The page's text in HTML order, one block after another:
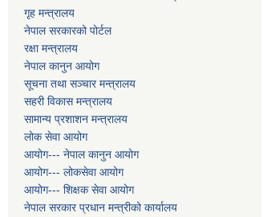
गृह मन्त्रालय
नेपाल सरकारको पोर्टल
रक्षा मन्त्रालय
नेपाल कानुन आयोग
सूचना तथा सञ्चार मन्त्रालय
सहरी विकास मन्त्रालय
सामान्य प्रशाशन मन्त्रालय
लोक सेवा आयोग
आयोग--- नेपाल कानुन आयोग
आयोग--- लोकसेवा आयोग
आयोग--- शिक्षक सेवा आयोग
नेपाल सरकार प्रधान मन्त्रीको कार्यालय